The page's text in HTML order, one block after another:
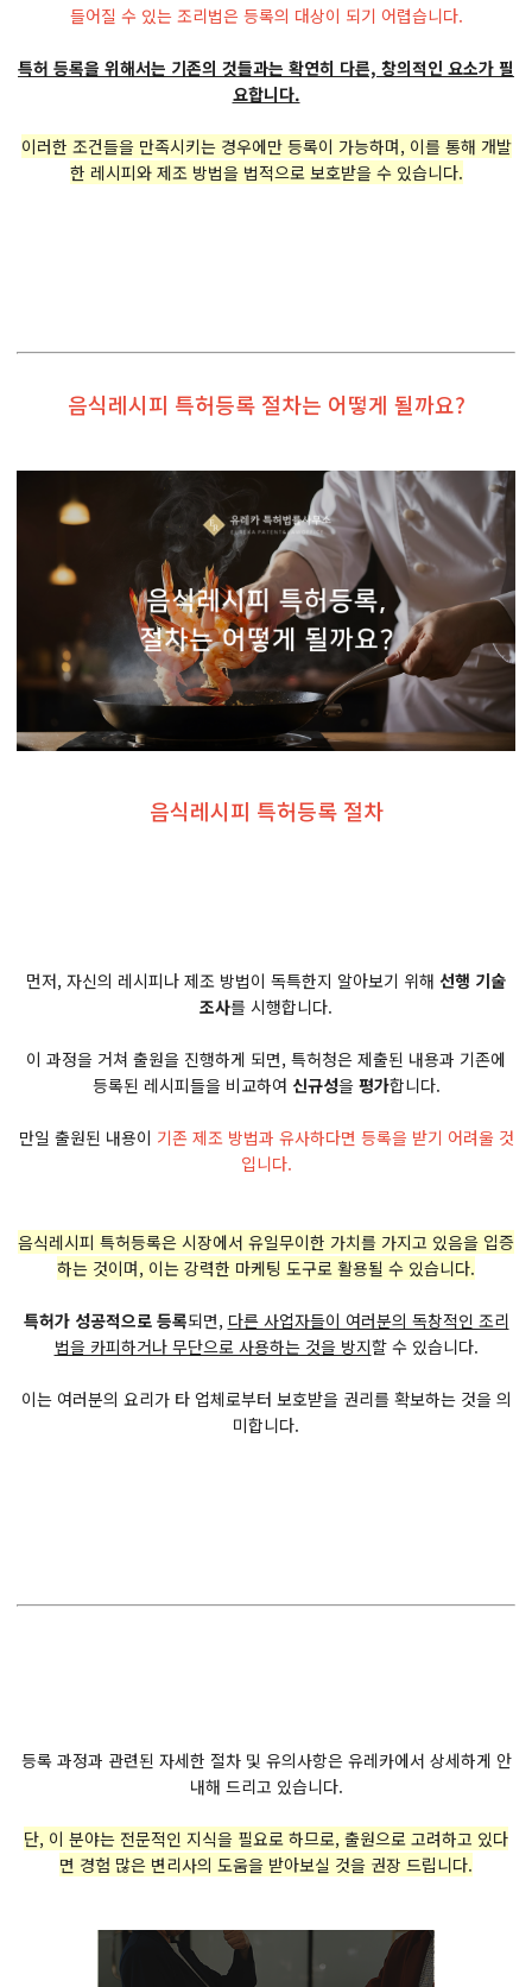
들어질 수 있는 조리법은 등록의 대상이 되기 어렵습니다.
특허 등록을 위해서는 기존의 것들과는 확연히 다른, 창의적인 요소가 필
요합니다.
이러한 조건들을 만족시키는 경우에만 등록이 가능하며, 이를 통해 개발
한 레시피와 제조 방법을 법적으로 보호받을 수 있습니다.
음식레시피 특허등록 절차는 어떻게 될까요?
​음식레시피 특허등록 절차
먼저, 자신의 레시피나 제조 방법이 독특한지 알아보기 위해 선행 기술
조사를 시행합니다.
이 과정을 거쳐 출원을 진행하게 되면, 특허청은 제출된 내용과 기존에
등록된 레시피들을 비교하여 신규성을 평가합니다.
만일 출원된 내용이 기존 제조 방법과 유사하다면 등록을 받기 어려울 것
입니다.
음식레시피 특허등록은 시장에서 유일무이한 가치를 가지고 있음을 입증
하는 것이며, 이는 강력한 마케팅 도구로 활용될 수 있습니다.
특허가 성공적으로 등록되면, 다른 사업자들이 여러분의 독창적인 조리
법을 카피하거나 무단으로 사용하는 것을 방지할 수 있습니다.
이는 여러분의 요리가 타 업체로부터 보호받을 권리를 확보하는 것을 의
미합니다.
등록 과정과 관련된 자세한 절차 및 유의사항은 유레카에서 상세하게 안
내해 드리고 있습니다.
단, 이 분야는 전문적인 지식을 필요로 하므로, 출원으로 고려하고 있다
면 경험 많은 변리사의 도움을 받아보실 것을 권장 드립니다.